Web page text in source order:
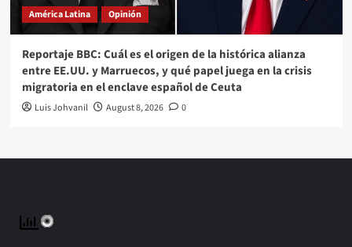
América Latina Opinión
Reportaje BBC: Cuál es el origen de la histórica alianza
entre EE.UU. y Marruecos, y qué papel juega en la crisis
migratoria en el enclave español de Ceuta
Luis Johvanil August 8, 2026 0